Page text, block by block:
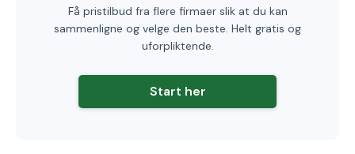
Få pristilbud fra flere firmaer slik at du kan
sammenligne og velge den beste. Helt gratis og
uforpliktende.
Start her